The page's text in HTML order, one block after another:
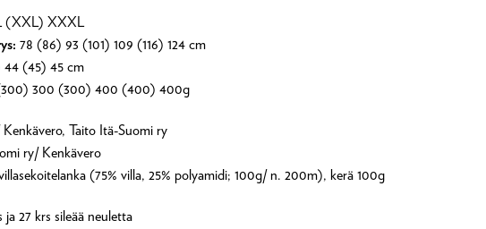
(XXL) XXXL
78 (86) 93 (101) 109 (116) 124 cm
(45) 45 cm
300 (300) 400 (400) 400g
Taito Itä-Suomi ry
ry/ Kenkävero
(75% villa, 25% polyamidi; 100g/ n. 200m), kerä 100g
ja 27 krs sileää neuletta